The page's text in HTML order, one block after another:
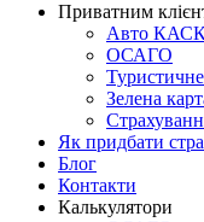
Приватним
Авто
OСАГО
Зелена
Як придбати
Блог
Контакти
Калькулятори